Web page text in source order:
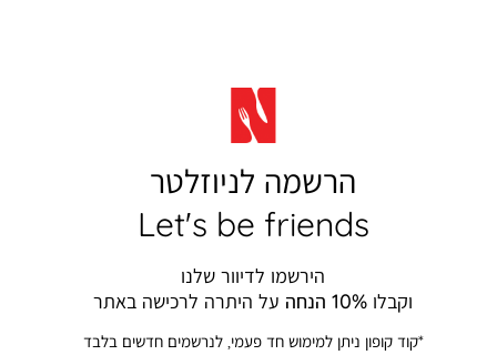
הרשמה לניוזלטר
Let's be friends
הירשמו לדיוור שלנו
וקבלו 10% הנחה על היתרה לרכישה באתר
*קוד קופון ניתן למימוש חד פעמי, לנרשמים חדשים בלבד